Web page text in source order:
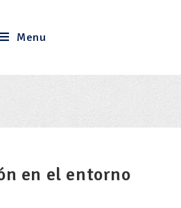
Menu
en el entorno